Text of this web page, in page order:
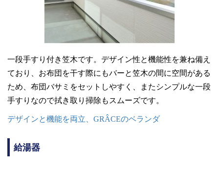
一段手すり付き笠木です。デザイン性と機能性を兼ね備え
ており、お布団を干す際にもバーと笠木の間に空間がある
ため、布団バサミをセットしやすく、またシンプルな一段
手すりなので拭き取り掃除もスムーズです。
デザインと機能を両立、GRÂCEのベランダ
給湯器